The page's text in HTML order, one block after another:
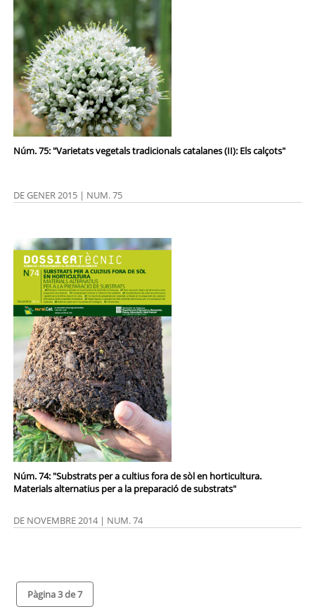
Núm. 75: "Varietats vegetals tradicionals catalanes (II): Els calçots"
DE GENER 2015 | NUM. 75
Núm. 74: "Substrats per a cultius fora de sòl en horticultura.
Materials alternatius per a la preparació de substrats"
DE NOVEMBRE 2014 | NUM. 74
Pàgina 3 de 7